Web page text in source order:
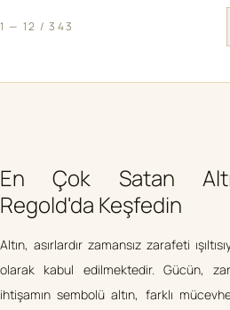
1 — 12 /343
En Çok Satan
Regold'da Keşfedin
Altın, asırlardır zamansız zarafeti
olarak kabul edilmektedir. Gücün,
ihtişamın sembolü altın, farklı